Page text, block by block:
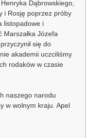
Dąbrowskiego,
i Rosję poprzez próby
listopadowe i
Józefa
się do
akademii uczciliśmy
rodaków w czasie
naszego narodu
w wolnym kraju. Apel